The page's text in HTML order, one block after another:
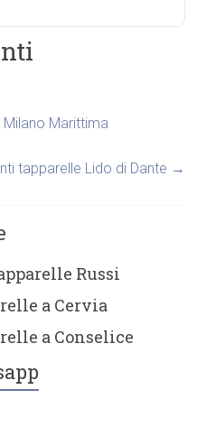
Marittima
tapparelle Lido di Dante →
Russi
a Cervia
a Conselice